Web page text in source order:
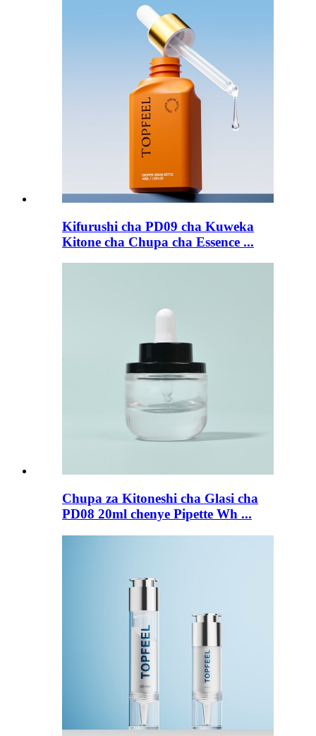
Kifurushi cha PD09 cha Kuweka
Kitone cha Chupa cha Essence ...
Chupa za Kitoneshi cha Glasi cha
PD08 20ml chenye Pipette Wh ...